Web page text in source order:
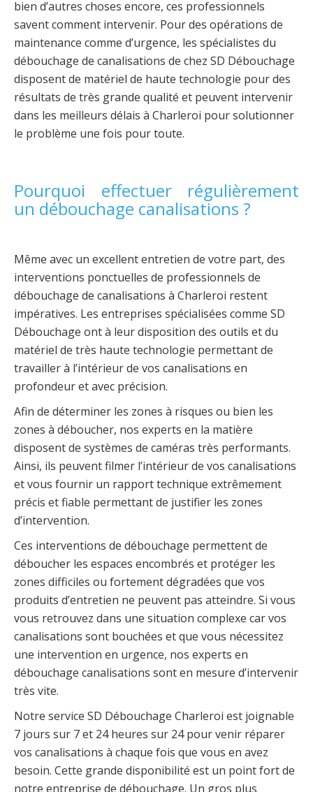
bien d’autres choses encore, ces professionnels
savent comment intervenir. Pour des opérations de
maintenance comme d’urgence, les spécialistes du
débouchage de canalisations de chez SD Débouchage
disposent de matériel de haute technologie pour des
résultats de très grande qualité et peuvent intervenir
dans les meilleurs délais à Charleroi pour solutionner
le problème une fois pour toute.
Pourquoi effectuer régulièrement
un débouchage canalisations ?
Même avec un excellent entretien de votre part, des
interventions ponctuelles de professionnels de
débouchage de canalisations à Charleroi restent
impératives. Les entreprises spécialisées comme SD
Débouchage ont à leur disposition des outils et du
matériel de très haute technologie permettant de
travailler à l’intérieur de vos canalisations en
profondeur et avec précision.
Afin de déterminer les zones à risques ou bien les
zones à déboucher, nos experts en la matière
disposent de systèmes de caméras très performants.
Ainsi, ils peuvent filmer l’intérieur de vos canalisations
et vous fournir un rapport technique extrêmement
précis et fiable permettant de justifier les zones
d’intervention.
Ces interventions de débouchage permettent de
déboucher les espaces encombrés et protéger les
zones difficiles ou fortement dégradées que vos
produits d’entretien ne peuvent pas atteindre. Si vous
vous retrouvez dans une situation complexe car vos
canalisations sont bouchées et que vous nécessitez
une intervention en urgence, nos experts en
débouchage canalisations sont en mesure d’intervenir
très vite.
Notre service SD Débouchage Charleroi est joignable
7 jours sur 7 et 24 heures sur 24 pour venir réparer
vos canalisations à chaque fois que vous en avez
besoin. Cette grande disponibilité est un point fort de
notre entreprise de débouchage. Un gros plus